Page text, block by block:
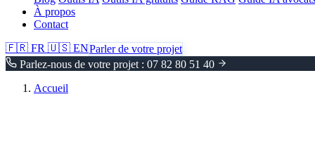
À propos
Contact
🇫🇷 FR 🇺🇸 ENParler de votre projet
Parlez-nous de votre projet : 07 82 80 51 40
Accueil